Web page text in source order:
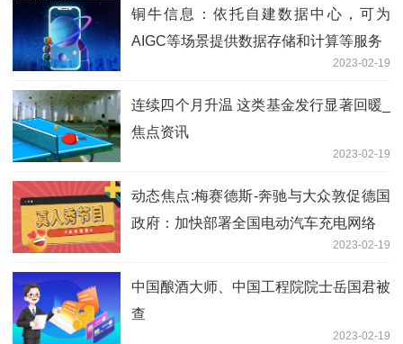
铜牛信息：依托自建数据中心，可为
AIGC等场景提供数据存储和计算等服务
2023-02-19
连续四个月升温 这类基金发行显著回暖_
焦点资讯
2023-02-19
动态焦点:梅赛德斯-奔驰与大众敦促德国
政府：加快部署全国电动汽车充电网络
2023-02-19
中国酿酒大师、中国工程院院士岳国君被
查
2023-02-19